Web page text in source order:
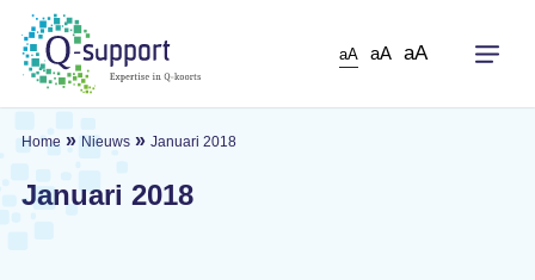
Skip
main
content
aA aA aA
Home » Nieuws» Januari 2018
Januari 2018